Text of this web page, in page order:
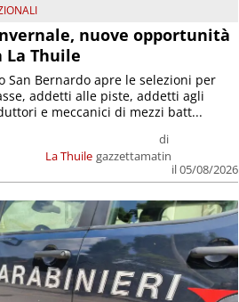
nuove opportunità
La Thuile
La Thuile
di
gazzettamatin
il 05/08/2026
San Bernardo apre le selezioni per
addetti alle piste, addetti agli
e meccanici di mezzi batt...